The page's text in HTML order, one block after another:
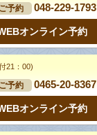
ご予約 048-229-1793
オンライン予約
21：00)
ご予約 0465-20-8367
オンライン予約